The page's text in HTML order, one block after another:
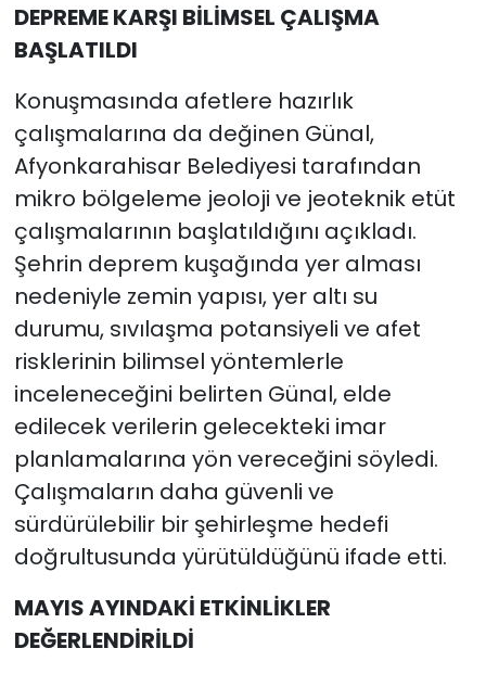
DEPREME KARŞI BİLİMSEL ÇALIŞMA
BAŞLATILDI
Konuşmasında afetlere hazırlık
çalışmalarına da değinen Günal,
Afyonkarahisar Belediyesi tarafından
mikro bölgeleme jeoloji ve jeoteknik etüt
çalışmalarının başlatıldığını açıkladı.
Şehrin deprem kuşağında yer alması
nedeniyle zemin yapısı, yer altı su
durumu, sıvılaşma potansiyeli ve afet
risklerinin bilimsel yöntemlerle
inceleneceğini belirten Günal, elde
edilecek verilerin gelecekteki imar
planlamalarına yön vereceğini söyledi.
Çalışmaların daha güvenli ve
sürdürülebilir bir şehirleşme hedefi
doğrultusunda yürütüldüğünü ifade etti.
MAYIS AYINDAKİ ETKİNLİKLER
DEĞERLENDİRİLDİ